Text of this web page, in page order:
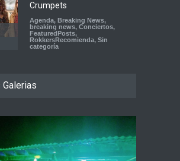
Crumpets
Agenda, Breaking News,
breaking news, Conciertos,
FeaturedPosts,
RokkersRecomienda, Sin
categoría
en el Auditorio BB de la
news,Breaking News,
Playlist Dale Mixx 2026: